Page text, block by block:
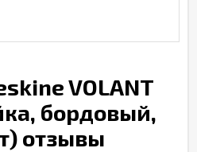
VOLANT
бордовый,
отзывы